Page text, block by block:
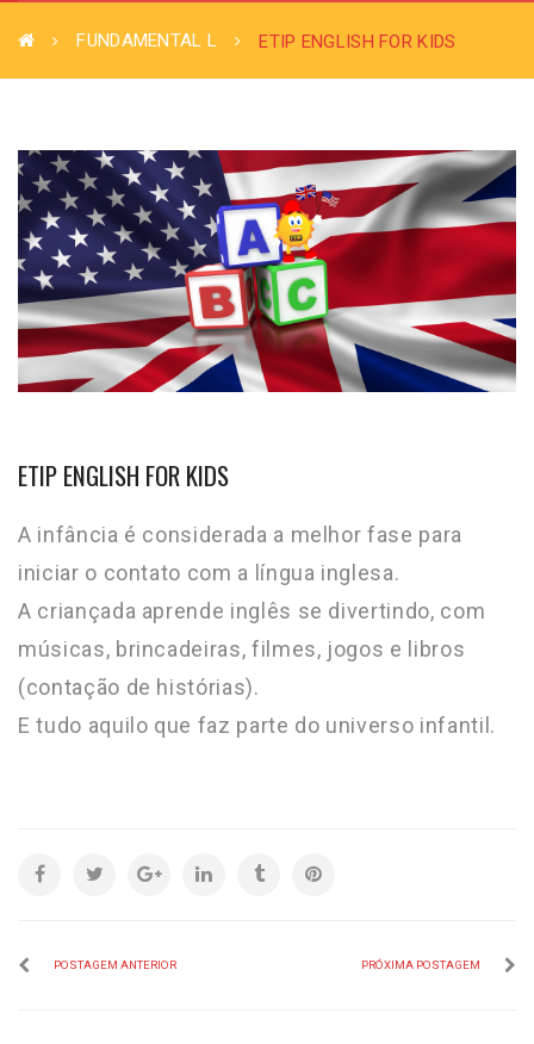
FUNDAMENTAL L ETIP ENGLISH FOR KIDS
ETIP ENGLISH FOR KIDS
A infância é considerada a melhor fase para
iniciar o contato com a língua inglesa.
A criançada aprende inglês se divertindo, com
músicas, brincadeiras, filmes, jogos e libros
(contação de histórias).
E tudo aquilo que faz parte do universo infantil.
POSTAGEM ANTERIOR PRÓXIMA POSTAGEM